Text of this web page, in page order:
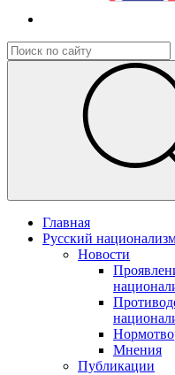
Главная
Русский
Новости
Мнения
Публикации